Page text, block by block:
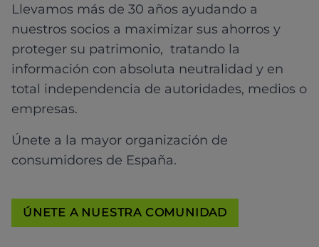
Llevamos más de 30 años ayudando a
nuestros socios a maximizar sus ahorros y
proteger su patrimonio, tratando la
información con absoluta neutralidad y en
total independencia de autoridades, medios o
empresas.
Únete a la mayor organización de
consumidores de España.
ÚNETE A NUESTRA COMUNIDAD